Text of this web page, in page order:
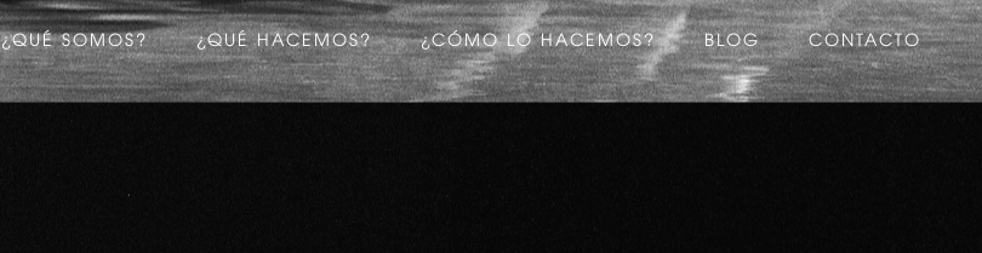
¿QUÉ SOMOS? ¿QUÉ HACEMOS? ¿CÓMO LO HACEMOS? BLOG CONTACTO